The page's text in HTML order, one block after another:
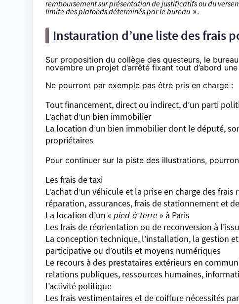
remboursement sur présentation de justificatifs ou du
limite des plafonds déterminés par le bureau ».
Instauration d’une liste des frais
Sur proposition du collège des questeurs, le
novembre un projet d’arrêté fixant tout d’abord
Ne pourront par exemple pas être pris en charge :
Tout financement, direct ou indirect, d’un parti
L’achat d’un bien immobilier
La location d’un bien immobilier dont le député,
propriétaires
Pour continuer sur la piste des illustrations,
Les frais de taxi
L’achat d’un véhicule et la prise en charge des
réparation, assurances, frais de stationnement et
La location d’un « pied-à-terre » à Paris
Les frais de réorientation ou de reconversion à
La conception technique, l’installation, la gestion
participative ou d’outils et moyens numériques
Le recours à des prestataires extérieurs en
relations publiques, ressources humaines,
l’activité politique
Les frais vestimentaires et de coiffure nécessités